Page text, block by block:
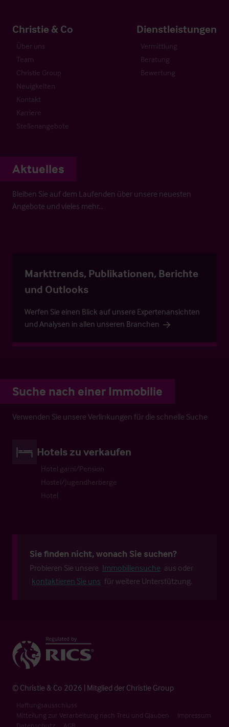
Christie & Co
Über uns
Team
Christie Group
Neuigkeiten
Kontakt
Karriere
Stellenangebote
Dienstleistungen
Vermittlung
Beratung
Bewertung
Aktuelles
Bleiben Sie auf dem Laufenden über unsere neuesten
Angebote und vieles mehr…
Markttrends, Publikationen, Berichte
und Outlooks
Werfen Sie einen Blick auf unsere Expertenansichten
und Analysen in allen unseren Branchen
Suche nach einer Immobilie
Verwenden Sie unsere Verlinkungen für die schnelle Suche
Hotels zu verkaufen
Hotel garni/Pension
Hostel/Jugendherberge
Hotel
Sie finden nicht, wonach Sie suchen?
Probieren Sie unsere Immobiliensuche aus oder
kontaktieren Sie uns für weitere Unterstützung.
© Christie & Co 2026 | Mitglied der Christie Group
Haftungsausschluss
Mitteilung zur Verarbeitung nach Treu und Glauben
Impressum
Datenschutz
AGB